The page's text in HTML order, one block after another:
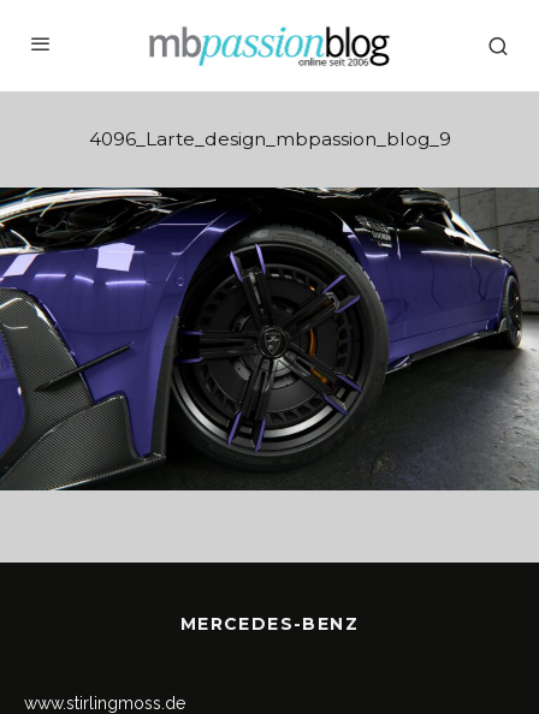
4096_Larte_design_mbpassion_blog_9
MERCEDES-BENZ
www.stirlingmoss.de